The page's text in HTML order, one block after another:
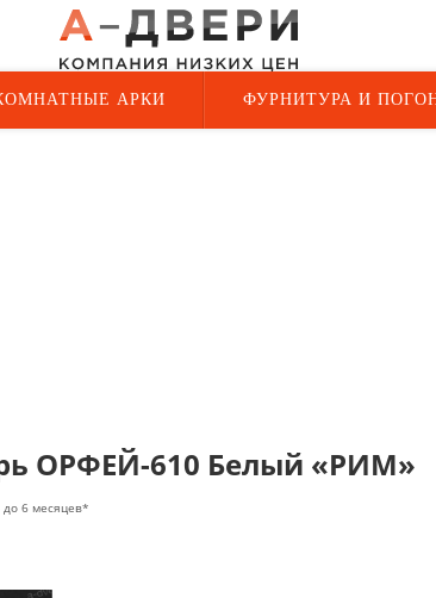
АРКИ ФУРНИТУРА И
ОРФЕЙ-610 Белый «РИМ»
до 6 месяцев*